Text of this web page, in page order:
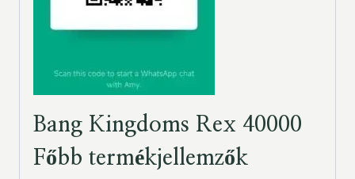
Bang Kingdoms Rex 40000
Főbb termékjellemzők